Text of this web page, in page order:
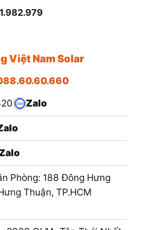
Việt Nam Solar
Zalo
Phòng: 188 Đông Hưng
Thuận, TP.HCM